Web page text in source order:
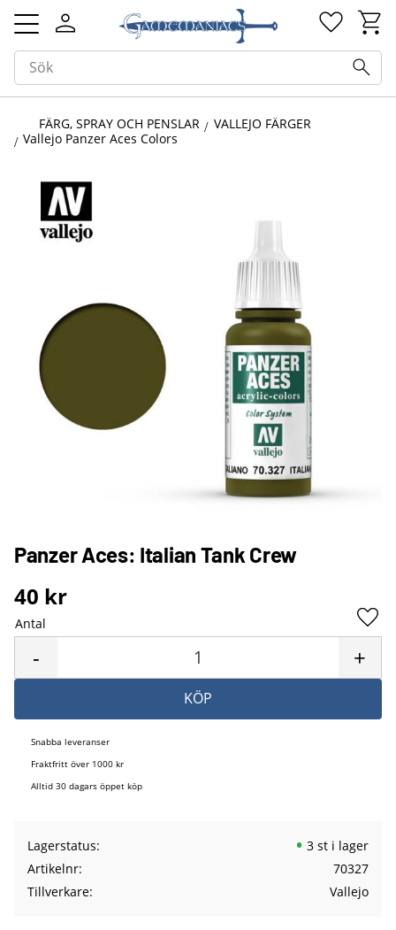
Meny
FÄRG, SPRAY OCH PENSLAR
VALLEJO FÄRGER
Vallejo Panzer Aces Colors
Panzer Aces: Italian Tank Crew
40 kr
Antal
+
-
KÖP
Snabba leveranser
Fraktfritt över 1000 kr
Alltid 30 dagars öppet köp
Lagerstatus
3 st i lager
Artikelnr
70327
Tillverkare
Vallejo